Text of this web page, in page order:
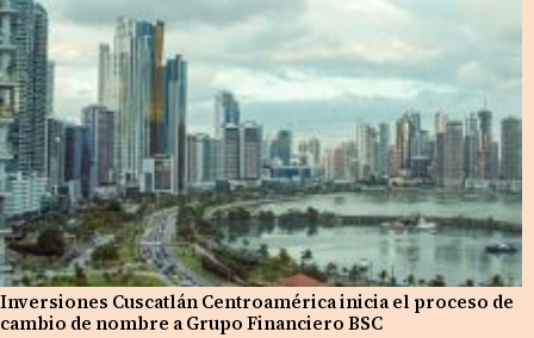
Inversiones Cuscatlán Centroamérica inicia el proceso de
cambio de nombre a Grupo Financiero BSC